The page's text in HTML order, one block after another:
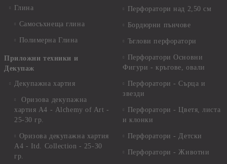
Глина
Самосъхнеща глина
Полимерна Глина
Приложни техники и
Декупаж
Декупажна хартия
Оризова декупажна
хартия А4 - Alchemy of Art -
25-30 гр.
Оризова декупажна хартия
А4 - Itd. Collection - 25-30
гр.
Перфоратори над 2,50 см
Бордюрни пънчове
Ъглови перфоратори
Перфоратори Основни
Фигури - кръгове, овали
Перфоратори - Сърца и
звезди
Перфоратори - Цветя, листа
и клонки
Перфоратори - Детски
Перфоратори - Животни